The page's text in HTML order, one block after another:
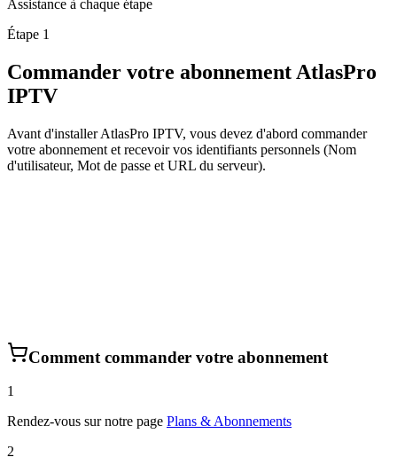
Assistance à chaque étape
Étape 1
Commander votre abonnement AtlasPro
IPTV
Avant d'installer AtlasPro IPTV, vous devez d'abord commander
votre abonnement et recevoir vos identifiants personnels (Nom
d'utilisateur, Mot de passe et URL du serveur).
Comment commander votre abonnement
1
Rendez-vous sur notre page Plans & Abonnements
2